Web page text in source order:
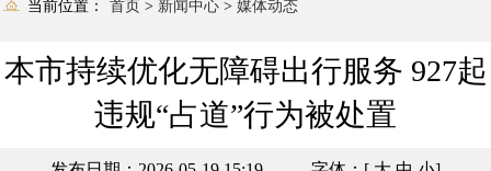
当前位置： 首页 > 新闻中心 > 媒体动态
本市持续优化无障碍出行服务 927起
违规“占道”行为被处置